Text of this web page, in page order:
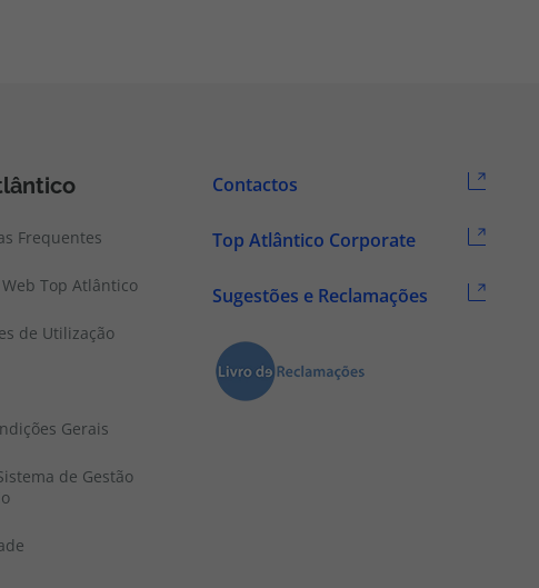
Frequentes
Top Atlântico
de Utilização
Gerais
de Gestão
Contactos
Top Atlântico Corporate
Sugestões e Reclamações